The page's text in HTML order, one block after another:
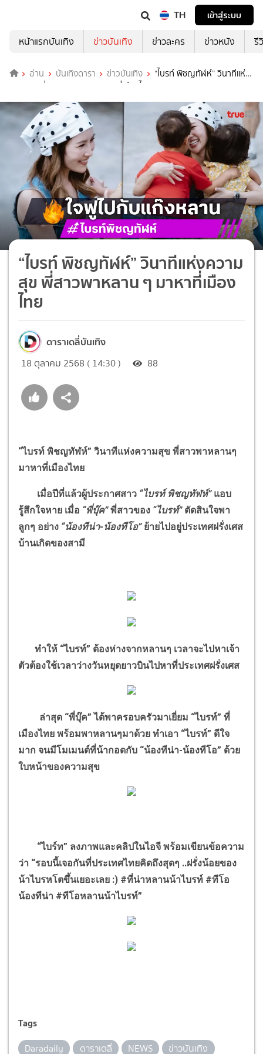
TH
เข้าสู่ระบบ
หน้าแรกบันเทิง
ข่าวบันเทิง ข่าวละคร ข่าวหนัง รี
อ่าน บันเทิงดารา ข่าวบันเทิง
“ไบรท์ พิชญทัฬห์” วินาทีแห่ง
ความสุข พี่สาวพาหลาน ๆ มาหาที่เมืองไทย
“ไบรท์ พิชญทัฬห์” วินาทีแห่งความ
สุข พี่สาวพาหลาน ๆ มาหาที่เมือง
ไทย
ดาราเดลี่บันเทิง
18 ตุลาคม 2568 ( 14:30 ) 88
“ไบรท์ พิชญทัฬห์” วินาทีแห่งความสุข พี่สาวพาหลานๆ
มาหาที่เมืองไทย
เมื่อปีที่แล้วผู้ประกาศสาว “ไบรท์ พิชญทัฬห์”แอบ
รู้สึกใจหาย เมื่อ “พี่บุ๊ค”พี่สาวของ “ไบรท์”ตัดสินใจพา
ลูกๆ อย่าง “น้องทีน่า-น้องทีโอ”ย้ายไปอยู่ประเทศฝรั่งเศส
บ้านเกิดของสามี
ทำให้ “ไบรท์” ต้องห่างจากหลานๆ เวลาจะไปหาเจ้า
ตัวต้องใช้เวลาว่างวันหยุดยาวบินไปหาที่ประเทศฝรั่งเศส
ล่าสุด “พี่บุ๊ค” ได้พาครอบครัวมาเยี่ยม “ไบรท์” ที่
เมืองไทย พร้อมพาหลานๆมาด้วย ทำเอา “ไบรท์” ดีใจ
มาก จนมีโมเมนต์ที่น้ากอดกับ “น้องทีน่า-น้องทีโอ” ด้วย
ใบหน้าของความสุข
“ไบร์ท” ลงภาพและคลิปในไอจี พร้อมเขียนข้อความ
ว่า “รอบนี้เจอกันที่ประเทศไทยคิดถึงสุดๆ ..ฝรั่งน้อยของ
น้าไบรหโตขึ้นเยอะเลย :) #ที่น่าหลานน้าไบรท์ #ทีโอ
น้องทีน่า #ทีโอหลานน้าไบรท์”
Tags
Daradaily ดาราเดลี่ NEWS ข่าวบันเทิง